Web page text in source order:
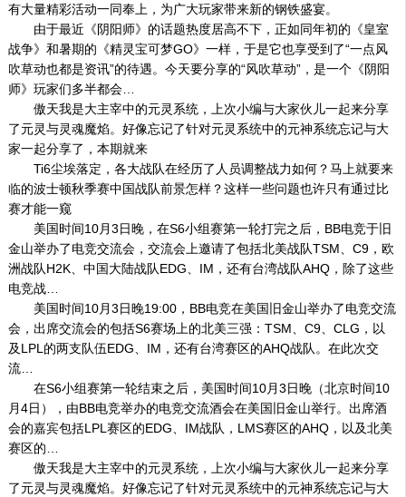
有大量精彩活动一同奉上，为广大玩家带来新的钢铁盛宴。
由于最近《阴阳师》的话题热度居高不下，正如同年初的《皇室
战争》和暑期的《精灵宝可梦GO》一样，于是它也享受到了“一点风
吹草动也都是资讯”的待遇。今天要分享的“风吹草动”，是一个《阴阳
师》玩家们多半都会…
傲天我是大主宰中的元灵系统，上次小编与大家伙儿一起来分享
了元灵与灵魂魔焰。好像忘记了针对元灵系统中的元神系统忘记与大
家一起分享了，本期就来
Ti6尘埃落定，各大战队在经历了人员调整战力如何？马上就要来
临的波士顿秋季赛中国战队前景怎样？这样一些问题也许只有通过比
赛才能一窥
美国时间10月3日晚，在S6小组赛第一轮打完之后，BB电竞于旧
金山举办了电竞交流会，交流会上邀请了包括北美战队TSM、C9，欧
洲战队H2K、中国大陆战队EDG、IM，还有台湾战队AHQ，除了这些
电竞战…
美国时间10月3日晚19:00，BB电竞在美国旧金山举办了电竞交流
会，出席交流会的包括S6赛场上的北美三强：TSM、C9、CLG，以
及LPL的两支队伍EDG、IM，还有台湾赛区的AHQ战队。在此次交
流…
在S6小组赛第一轮结束之后，美国时间10月3日晚（北京时间10
月4日），由BB电竞举办的电竞交流酒会在美国旧金山举行。出席酒
会的嘉宾包括LPL赛区的EDG、IM战队，LMS赛区的AHQ，以及北美
赛区的…
傲天我是大主宰中的元灵系统，上次小编与大家伙儿一起来分享
了元灵与灵魂魔焰。好像忘记了针对元灵系统中的元神系统忘记与大